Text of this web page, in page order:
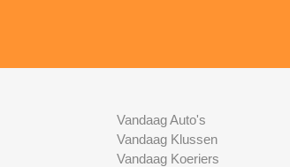
Vandaag Auto's
Vandaag Klussen
Vandaag Koeriers